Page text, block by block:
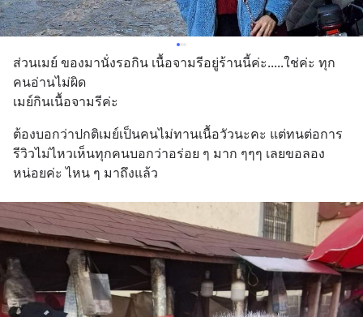
ส่วนเมย์ ของมานั่งรอกิน เนื้อจามรีอยู่ร้านนี้ค่ะ.....ใช่ค่ะ ทุก
คนอ่านไม่ผิด
เมย์กินเนื้อจามรีค่ะ
ต้องบอกว่าปกติเมย์เป็นคนไม่ทานเนื้อวัวนะคะ แต่ทนต่อการ
รีวิวไม่ไหวเห็นทุกคนบอกว่าอร่อย ๆ มาก ๆๆๆ เลยขอลอง
หน่อยค่ะ ไหน ๆ มาถึงแล้ว